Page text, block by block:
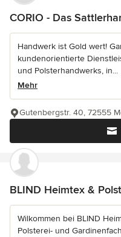
CORIO - Das
Handwerk ist Gold wert!
kundenorientierte
und Polsterhandwerks, in...
Mehr
Gutenbergstr. 40, 72555
BLIND Heimtex &
Wilkommen bei BLIND
Polsterei- und